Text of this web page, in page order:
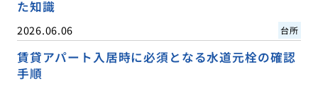
た知識
2026.06.06 台所
賃貸アパート入居時に必須となる水道元栓の確認
手順